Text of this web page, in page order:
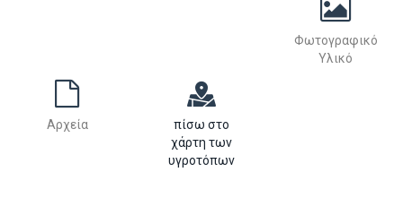
Φωτογραφικό
Υλικό
Αρχεία
πίσω στο
χάρτη των
υγροτόπων